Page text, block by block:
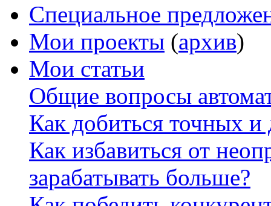
Специальное
Мои проекты (архив)
Мои статьи
Общие вопросы
Как добиться точных
Как избавиться от
зарабатывать больше?